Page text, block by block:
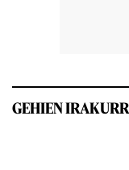
GEHIEN